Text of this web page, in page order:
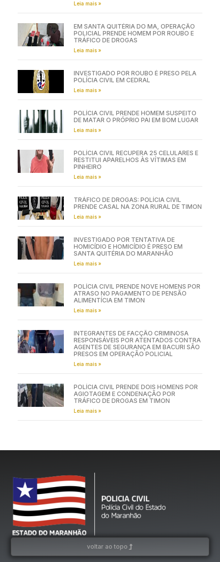
Leia mais »
EM SANTA QUITÉRIA DO MA, OPERAÇÃO
POLICIAL PRENDE HOMEM POR ROUBO E
TRÁFICO DE DROGAS
Leia mais »
INVESTIGADO POR ROUBO É PRESO PELA
POLÍCIA CIVIL EM CEDRAL
Leia mais »
POLÍCIA CIVIL PRENDE HOMEM SUSPEITO
DE MATAR O PRÓPRIO PAI EM BOM LUGAR
Leia mais »
POLÍCIA CIVIL RECUPERA 25 CELULARES E
RESTITUI APARELHOS ÀS VÍTIMAS EM
PINHEIRO
Leia mais »
TRÁFICO DE DROGAS: POLÍCIA CIVIL
PRENDE CASAL NA ZONA RURAL DE TIMON
Leia mais »
INVESTIGADO POR TENTATIVA DE
HOMICÍDIO E HOMICÍDIO É PRESO EM
SANTA QUITÉRIA DO MARANHÃO
Leia mais »
POLÍCIA CIVIL PRENDE NOVE HOMENS POR
ATRASO NO PAGAMENTO DE PENSÃO
ALIMENTÍCIA EM TIMON
Leia mais »
INTEGRANTES DE FACÇÃO CRIMINOSA
RESPONSÁVEIS POR ATENTADOS CONTRA
AGENTES DE SEGURANÇA EM BACURI SÃO
PRESOS EM OPERAÇÃO POLICIAL
Leia mais »
POLÍCIA CIVIL PRENDE DOIS HOMENS POR
AGIOTAGEM E CONDENAÇÃO POR
TRÁFICO DE DROGAS EM TIMON
Leia mais »
voltar ao topo